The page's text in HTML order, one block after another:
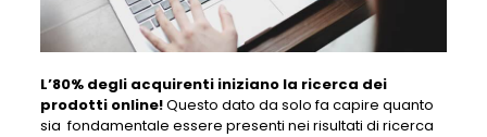
L’80% degli acquirenti iniziano la ricerca dei
prodotti online!Questo dato da solo fa capire quanto
sia fondamentale essere presenti nei risultati di ricerca